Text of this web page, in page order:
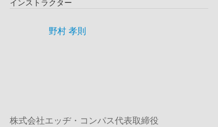
野村 孝則
株式会社エッヂ・コンパス代表取締役